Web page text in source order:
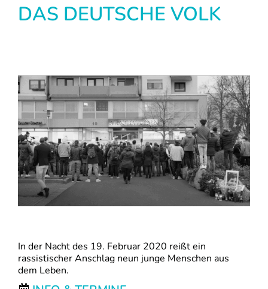
DAS DEUTSCHE VOLK
In der Nacht des 19. Februar 2020 reißt ein
rassistischer Anschlag neun junge Menschen aus
dem Leben.